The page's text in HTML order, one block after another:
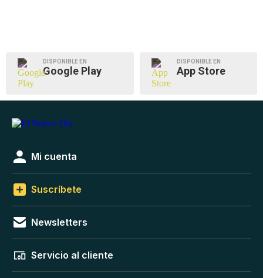
DISPONIBLE EN
Google Play
DISPONIBLE EN
App Store
Mi cuenta
Suscríbete
Newsletters
Servicio al cliente